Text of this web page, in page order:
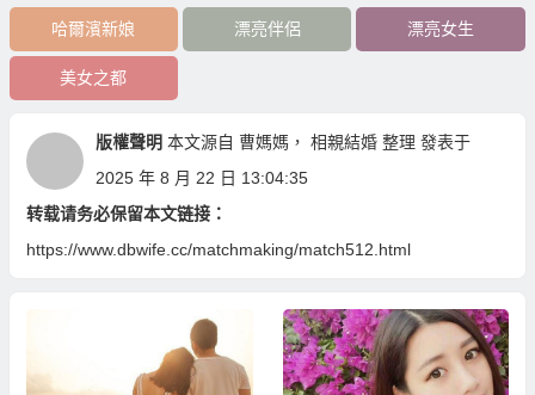
哈爾濱新娘 漂亮伴侶 漂亮女生
美女之都
版權聲明 本文源自 曹媽媽， 相親結婚整理 發表于
2025 年 8 月 22 日 13:04:35
转载请务必保留本文链接：
https://www.dbwife.cc/matchmaking/match512.html